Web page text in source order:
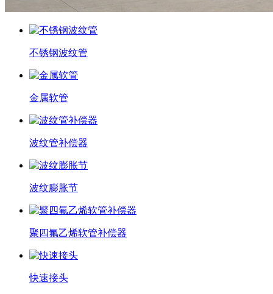
不锈钢波纹管
金属软管
波纹管补偿器
波纹膨胀节
聚四氟乙烯软管补偿器
快速接头